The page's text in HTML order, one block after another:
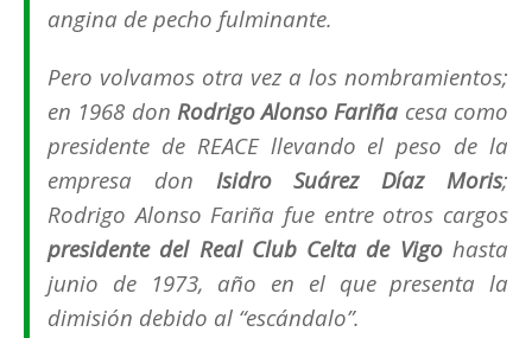
angina de pecho fulminante.
Pero volvamos otra vez a los nombramientos;
en 1968 don Rodrigo Alonso Fariña cesa como
presidente de REACE llevando el peso de la
empresa don Isidro Suárez Díaz Moris;
Rodrigo Alonso Fariña fue entre otros cargos
presidente del Real Club Celta de Vigohasta
junio de 1973, año en el que presenta la
dimisión debido al “escándalo”.